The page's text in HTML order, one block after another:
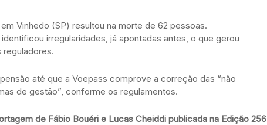
Vinhedo (SP) resultou na morte de 62 pessoas.
irregularidades, já apontadas antes, o que gerou
até que a Voepass comprove a correção das “não
de gestão”, conforme os regulamentos.
de Fábio Bouéri e Lucas Cheiddi publicada na Edição 256